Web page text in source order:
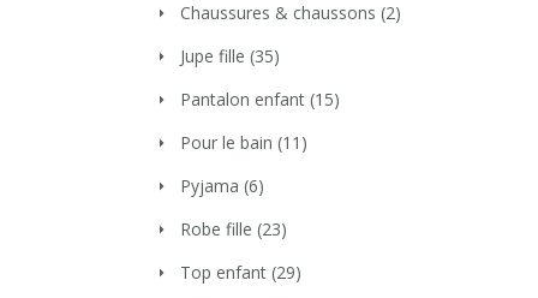
Chaussures & chaussons (2)
Jupe fille (35)
Pantalon enfant (15)
Pour le bain (11)
Pyjama (6)
Robe fille (23)
Top enfant (29)